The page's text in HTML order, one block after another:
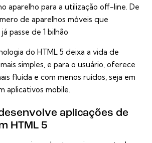
aparelho para a utilização off-line. De
de aparelhos móveis que
passe de 1 bilhão
do HTML 5 deixa a vida de
simples, e para o usuário, oferece
fluída e com menos ruídos, seja em
aplicativos mobile.
aplicações de
HTML 5